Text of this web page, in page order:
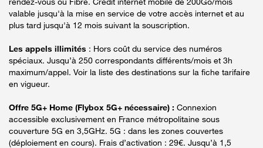
valable jusqu'à la mise en service de votre accès internet et au
plus tard jusqu'à 12 mois suivant la souscription.
Les appels illimités : Hors coût du service des numéros
spéciaux. Jusqu’à 250 correspondants différents/mois et 3h
maximum/appel. Voir la liste des destinations sur la fiche tarifaire
en vigueur.
Offre 5G+ Home (Flybox 5G+ nécessaire) : Connexion
accessible exclusivement en France métropolitaine sous
couverture 5G en 3,5GHz. 5G : dans les zones couvertes
(déploiement en cours). Frais d’activation : 29€. Jusqu’à 1,5